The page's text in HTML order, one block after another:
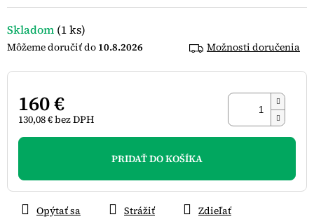
Skladom (1 ks)
10.8.2026 Možnosti doručenia
160 €
130,08 € bez DPH
Jednotková
PRIDAŤ DO KOŠÍKA
Opýtať sa Strážiť Zdieľať